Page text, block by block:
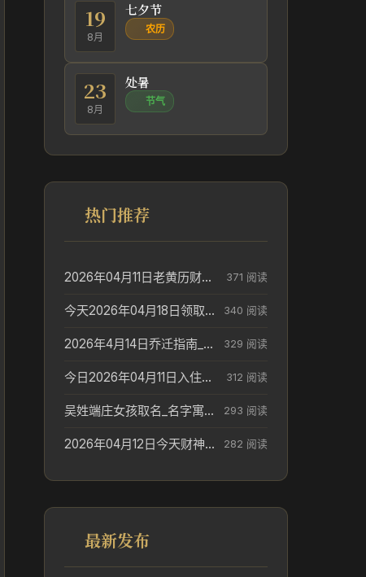
19
8月
七夕节
农历
23
8月
处暑
节气
热门推荐
2026年04月11日老黄历财神方位_财神方位与供奉讲究 371 阅读
今天2026年04月18日领取结婚证老黄历不适合吗_领证日期参考 340 阅读
2026年4月14日乔迁指南_搬家择日参考 329 阅读
今日2026年04月11日入住新居老黄历不适宜吗_搬家择日参考 312 阅读
吴姓端庄女孩取名_名字寓意参考 293 阅读
2026年04月12日今天财神在哪个吉位_财神方位参考 282 阅读
最新发布